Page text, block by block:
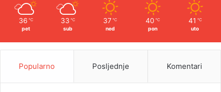
36 ℃
pet
33 ℃
sub
37 ℃
ned
40 ℃
pon
41 ℃
uto
Popularno Posljednje Komentari